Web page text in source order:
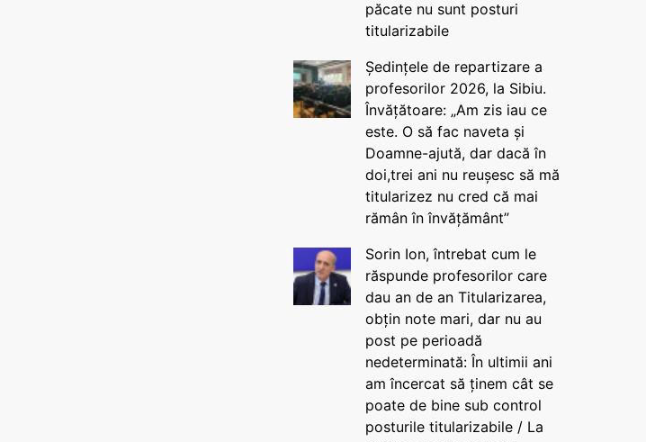
păcate nu sunt posturi
titularizabile
Ședințele de repartizare a
profesorilor 2026, la Sibiu.
Învățătoare: „Am zis iau ce
este. O să fac naveta și
Doamne-ajută, dar dacă în
doi,trei ani nu reușesc să mă
titularizez nu cred că mai
rămân în învățământ”
Sorin Ion, întrebat cum le
răspunde profesorilor care
dau an de an Titularizarea,
obțin note mari, dar nu au
post pe perioadă
nedeterminată: În ultimii ani
am încercat să ținem cât se
poate de bine sub control
posturile titularizabile / La